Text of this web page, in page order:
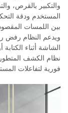
والتكبير بالقرص،
المستخدم ودقة
بين اللمسات
ويدعم النظام رفض
الشاشة أثناء
نظام الكشف
فورية لتفاعلات